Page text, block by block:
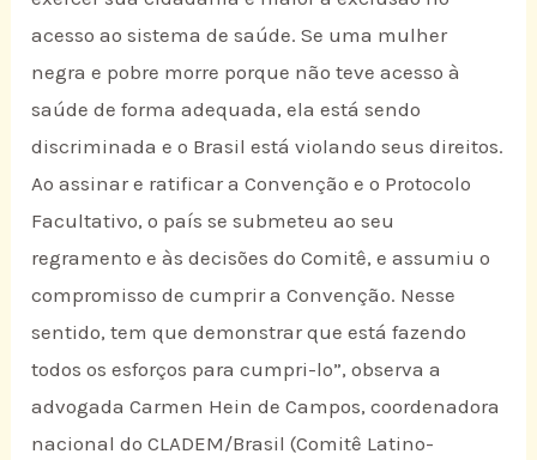
acesso ao sistema de saúde. Se uma mulher
negra e pobre morre porque não teve acesso à
saúde de forma adequada, ela está sendo
discriminada e o Brasil está violando seus direitos.
Ao assinar e ratificar a Convenção e o Protocolo
Facultativo, o país se submeteu ao seu
regramento e às decisões do Comitê, e assumiu o
compromisso de cumprir a Convenção. Nesse
sentido, tem que demonstrar que está fazendo
todos os esforços para cumpri-lo”, observa a
advogada Carmen Hein de Campos, coordenadora
nacional do CLADEM/Brasil (Comitê Latino-